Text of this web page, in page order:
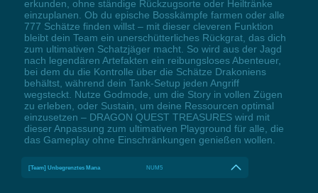
erkunden, ohne ständige Rückzugsorte oder Heiltränke
einzuplanen. Ob du epische Bosskämpfe farmen oder alle
777 Schätze finden willst – mit dieser cleveren Funktion
bleibt dein Team ein unerschütterliches Rückgrat, das dich
zum ultimativen Schatzjäger macht. So wird aus der Jagd
nach legendären Artefakten ein reibungsloses Abenteuer,
bei dem du die Kontrolle über die Schätze Drakoniens
behältst, während dein Tank-Setup jeden Angriff
wegsteckt. Nutze Godmode, um die Story in vollen Zügen
zu erleben, oder Sustain, um deine Ressourcen optimal
einzusetzen – DRAGON QUEST TREASURES wird mit
dieser Anpassung zum ultimativen Playground für alle, die
das Gameplay ohne Einschränkungen genießen wollen.
[Team] Unbegrenztes Mana NUM5